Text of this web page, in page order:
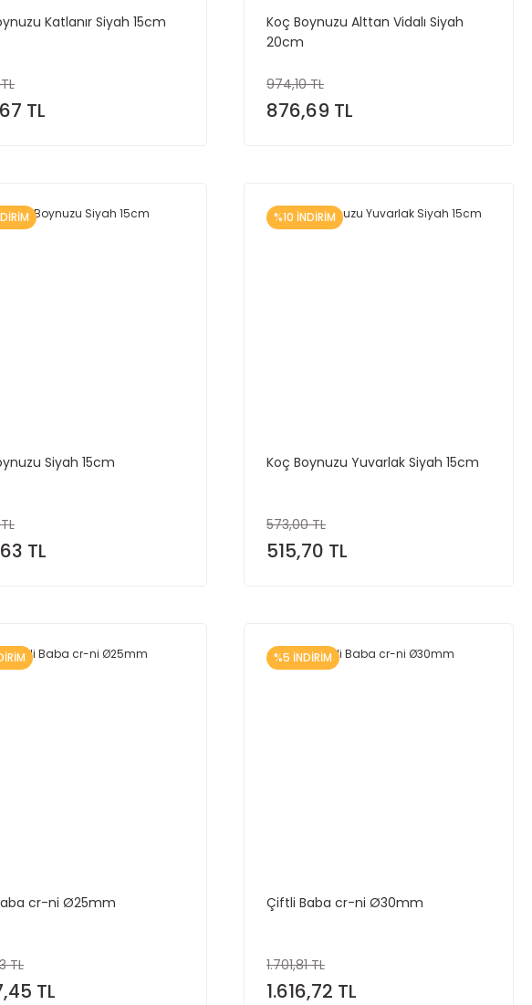
Katlanır Siyah 15cm
TL
Koç Boynuzu Alttan Vidalı Siyah
20cm
974,10 TL
876,69 TL
Siyah 15cm
TL
%10 İNDİRİM
Koç Boynuzu Yuvarlak Siyah 15cm
573,00 TL
515,70 TL
cr-ni Ø25mm
TL
TL
%5 İNDİRİM
Çiftli Baba cr-ni Ø30mm
1.701,81 TL
1.616,72 TL